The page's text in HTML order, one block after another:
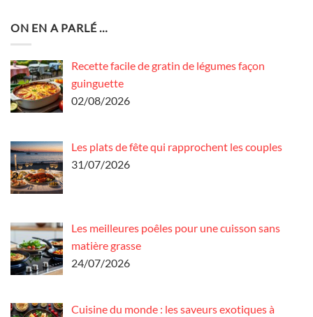
ON EN A PARLÉ …
Recette facile de gratin de légumes façon
guinguette
02/08/2026
Les plats de fête qui rapprochent les couples
31/07/2026
Les meilleures poêles pour une cuisson sans
matière grasse
24/07/2026
Cuisine du monde : les saveurs exotiques à